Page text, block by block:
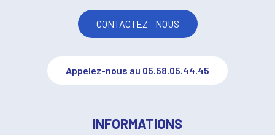
CONTACTEZ - NOUS
Appelez-nous au 05.58.05.44.45
INFORMATIONS